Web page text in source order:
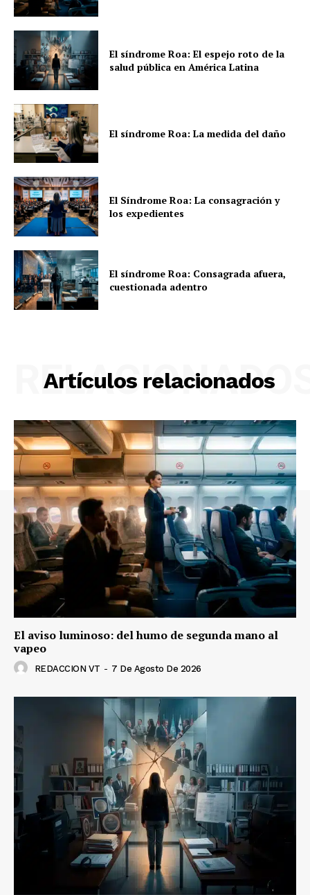
El síndrome Roa: El espejo roto de la
salud pública en América Latina
El síndrome Roa: La medida del daño
El Síndrome Roa: La consagración y
los expedientes
El síndrome Roa: Consagrada afuera,
cuestionada adentro
Artículos relacionados
El aviso luminoso: del humo de segunda mano al
vapeo
REDACCION VT - 7 De Agosto De 2026